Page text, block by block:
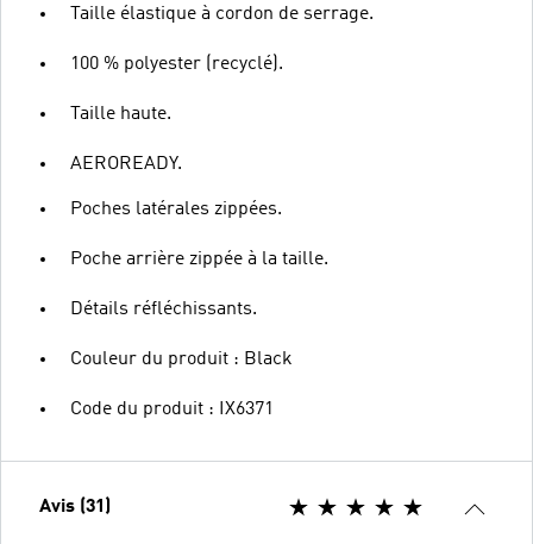
Taille élastique à cordon de serrage.
100 % polyester (recyclé).
Taille haute.
AEROREADY.
Poches latérales zippées.
Poche arrière zippée à la taille.
Détails réfléchissants.
Couleur du produit : Black
Code du produit : IX6371
Avis (31)